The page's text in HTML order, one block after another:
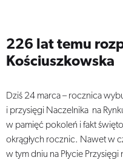
226 lat temu
Kościuszkowska
Dziś 24 marca – rocznica
i przysięgi Naczelnika na
w pamięć pokoleń i fakt
okrągłych rocznic. Nawet w
w tym dniu na Płycie